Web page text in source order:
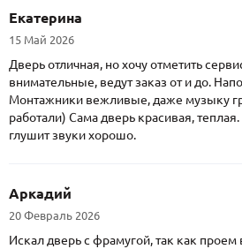
Екатерина
15 Май 2026
Дверь отличная, но хочу отметить
внимательные, ведут заказ от и до.
Монтажники вежливые, даже музыку
работали) Сама дверь красивая,
глушит звуки хорошо.
Аркадий
20 Февраль 2026
Искал дверь с фрамугой, так как